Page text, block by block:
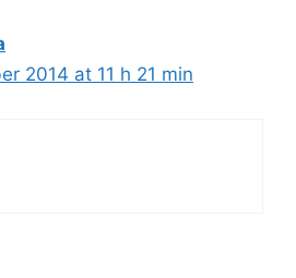
2014 at 11 h 21 min